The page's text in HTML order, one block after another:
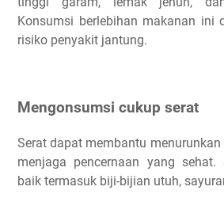
Konsumsi berlebihan makanan ini
risiko penyakit jantung.
Mengonsumsi cukup serat
Serat dapat membantu
menjaga pencernaan yang sehat.
baik termasuk biji-bijian utuh,